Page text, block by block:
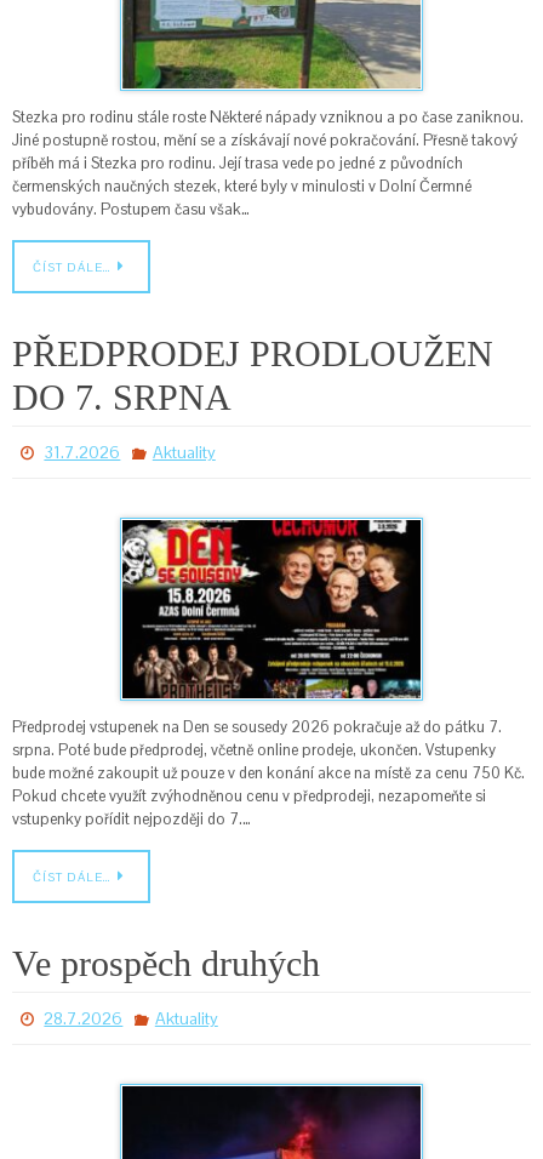
Stezka pro rodinu stále roste Některé nápady vzniknou a po čase zaniknou.
Jiné postupně rostou, mění se a získávají nové pokračování. Přesně takový
příběh má i Stezka pro rodinu. Její trasa vede po jedné z původních
čermenských naučných stezek, které byly v minulosti v Dolní Čermné
vybudovány. Postupem času však…
ČÍST DÁLE…
PŘEDPRODEJ PRODLOUŽEN
DO 7. SRPNA
31.7.2026 Aktuality
Předprodej vstupenek na Den se sousedy 2026 pokračuje až do pátku 7.
srpna. Poté bude předprodej, včetně online prodeje, ukončen. Vstupenky
bude možné zakoupit už pouze v den konání akce na místě za cenu 750 Kč.
Pokud chcete využít zvýhodněnou cenu v předprodeji, nezapomeňte si
vstupenky pořídit nejpozději do 7.…
ČÍST DÁLE…
Ve prospěch druhých
28.7.2026 Aktuality